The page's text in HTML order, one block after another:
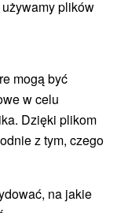
plików
mogą być
w celu
Dzięki plikom
z tym, czego
na jakie